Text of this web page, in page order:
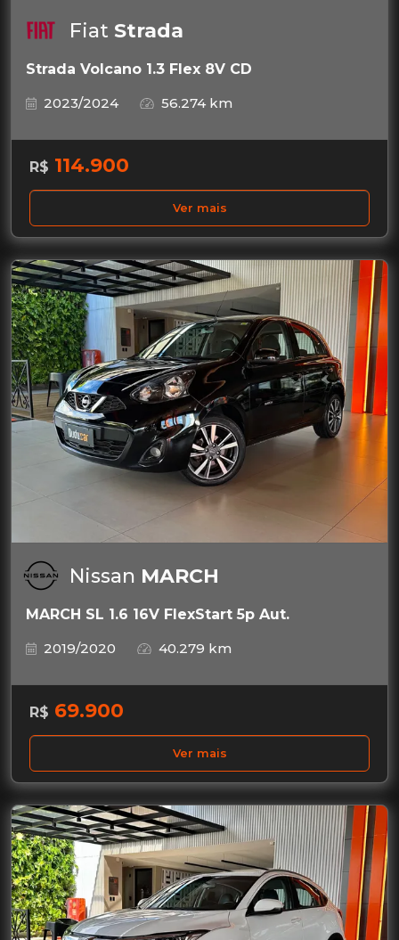
Fiat Strada
Strada Volcano 1.3 Flex 8V CD
2023/2024
56.274 km
R$ 114.900
Ver mais
Nissan MARCH
MARCH SL 1.6 16V FlexStart 5p Aut.
2019/2020
40.279 km
R$ 69.900
Ver mais